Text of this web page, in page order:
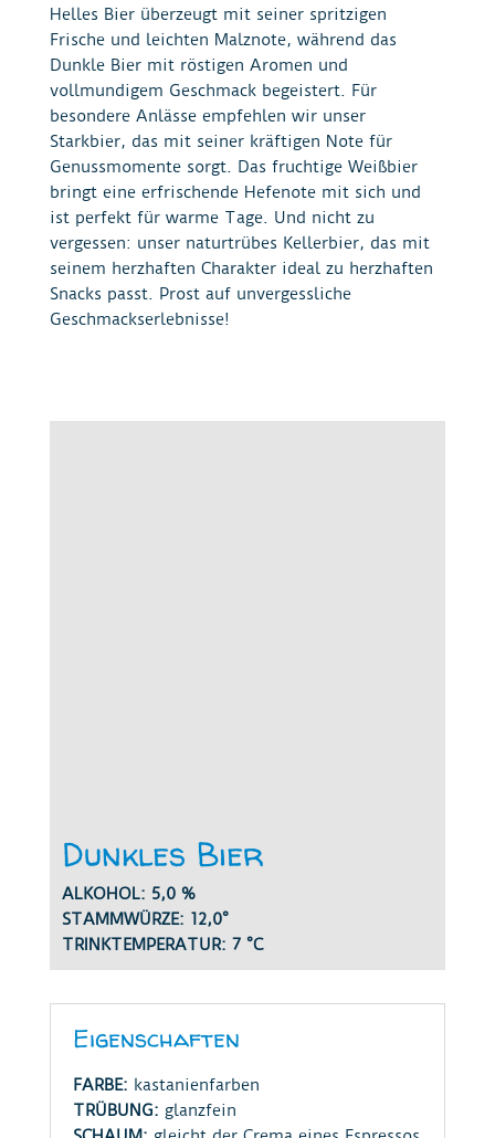
Helles Bier überzeugt mit seiner spritzigen
Frische und leichten Malznote, während das
Dunkle Bier mit röstigen Aromen und
vollmundigem Geschmack begeistert. Für
besondere Anlässe empfehlen wir unser
Starkbier, das mit seiner kräftigen Note für
Genussmomente sorgt. Das fruchtige Weißbier
bringt eine erfrischende Hefenote mit sich und
ist perfekt für warme Tage. Und nicht zu
vergessen: unser naturtrübes Kellerbier, das mit
seinem herzhaften Charakter ideal zu herzhaften
Snacks passt. Prost auf unvergessliche
Geschmackserlebnisse!
Dunkles Bier
ALKOHOL: 5,0 %
STAMMWÜRZE: 12,0°
TRINKTEMPERATUR: 7 °C
Eigenschaften
FARBE: kastanienfarben
TRÜBUNG: glanzfein